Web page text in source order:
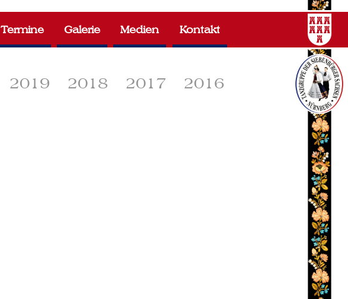
2019 2018 2017
2016
Termine Galerie Medien Kontakt